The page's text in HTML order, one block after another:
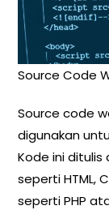
Source Code
Source code
digunakan
Kode ini
seperti HTML,
seperti PHP